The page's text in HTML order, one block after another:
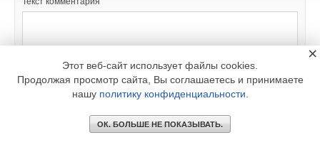
Главное
Библиотека
Подписка
Реклама
Информация
© 2002 - 2026 OOO Издательский дом «МЕДИА ТЕХНОЛОДЖИ» +7 (495) 665-00-
Этот веб-сайт использует файлы cookies.
Продолжая просмотр сайта, Вы соглашаетесь и принимаете
нашу политику конфиденциальности
ОК. БОЛЬШЕ НЕ ПОКАЗЫВАТЬ.
×